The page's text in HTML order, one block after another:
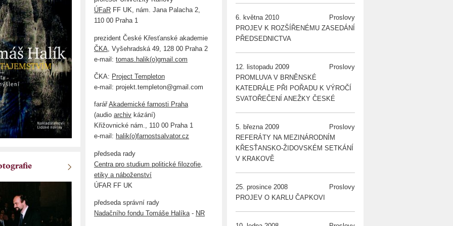
6. května 2010
Proslovy
PROJEV K ROZŠÍŘENÉMU ZASEDÁNÍ
PŘEDSEDNICTVA
12. listopadu 2009
Proslovy
PROMLUVA V BRNĚNSKÉ
KATEDRÁLE PŘI POŘADU K VÝROČÍ
SVATOŘEČENÍ ANEŽKY ČESKÉ
5. března 2009
Proslovy
REFERÁTY NA MEZINÁRODNÍM
KŘESŤANSKO-ŽIDOVSKÉM SETKÁNÍ
V KRAKOVĚ
25. prosince 2008
Proslovy
PROJEV O KARLU ČAPKOVI
ÚFaR FF UK, nám. Jana Palacha 2,
110 00 Praha 1
prezident České Křesťanské akademie
ČKA , Vyšehradská 49, 128 00 Praha 2
e-mail: tomas.halik(o)gmail.com
ČKA: Project Templeton
e-mail: projekt.templeton@gmail.com
farářAkademické farnosti Praha
(audio archiv kázání)
Křižovnické nám., 110 00 Praha 1
e-mail: halik(o)farnostsalvator.cz
předseda rady
Centra pro studium politické filozofie,
etiky a náboženství
ÚFAR FF UK
předseda správní rady
Nadačního fondu Tomáše Halíka - NR